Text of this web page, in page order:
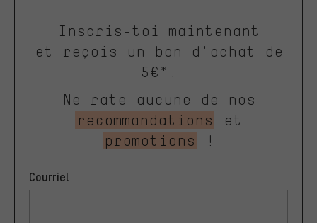
Inscris-toi maintenant
et reçois un bon d'achat de
5€*.
Ne rate aucune de nos
recommandations
et
promotions
!
Courriel